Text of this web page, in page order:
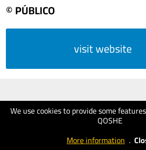
We use cookies to provide some
QOSHE
More information .
© PÚBLICO
visit website